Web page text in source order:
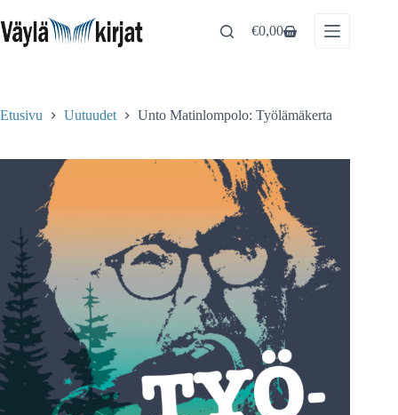
to
content
Shopping
€0,00
Etusivu Uutuudet Unto Matinlompolo: Työlämäkerta